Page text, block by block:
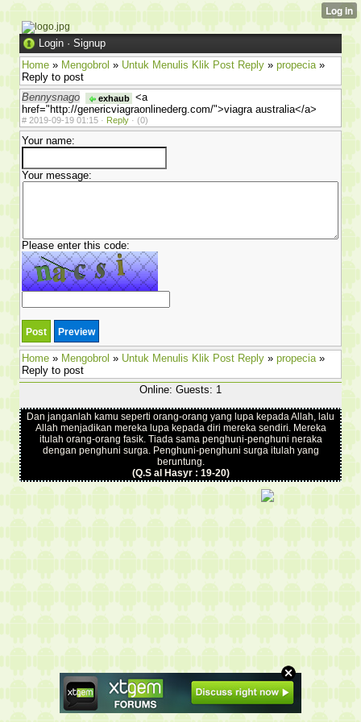
Login · Signup
Home » Mengobrol » Untuk Menulis Klik Post Reply » propecia»
Reply to post
Bennysnago
exhaub <a
href="http://genericviagraonlinederg.com/">viagra australia</a>
# 2019-09-19 01:15 · Reply · (0)
Your name:
Your message:
Please enter this code:
Home » Mengobrol » Untuk Menulis Klik Post Reply » propecia»
Reply to post
Online: Guests: 1
Dan janganlah kamu seperti orang-orang yang lupa kepada Allah, lalu
Allah menjadikan mereka lupa kepada diri mereka sendiri. Mereka
itulah orang-orang fasik. Tiada sama penghuni-penghuni neraka
dengan penghuni surga. Penghuni-penghuni surga itulah yang
beruntung.
(Q.S al Hasyr : 19-20)